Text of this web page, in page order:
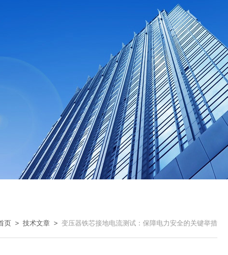
页 > 技术文章 > 变压器铁芯接地电流测试：保障电力安全的关键举措